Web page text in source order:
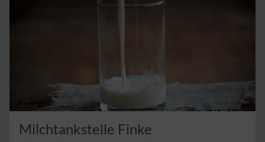
Milchtankstelle Finke